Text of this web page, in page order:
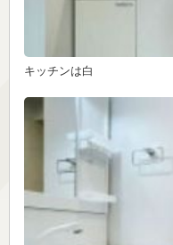
キッチンは白